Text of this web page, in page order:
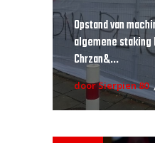
Opstand van
algemene
Chrzan&...
door Sierpien 80